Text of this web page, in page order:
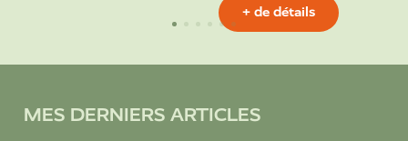
+ de détails
MES DERNIERS ARTICLES